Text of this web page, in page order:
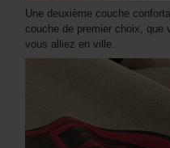
Une deuxième couche
couche de premier choix, que
vous alliez en ville.